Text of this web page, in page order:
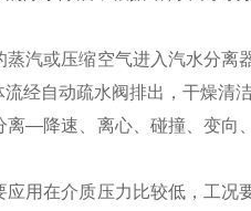
汽或压缩空气进入汽水分离
流经自动疏水阀排出，干
—降速、离心、碰撞、变向
用在介质压力比较低，工况